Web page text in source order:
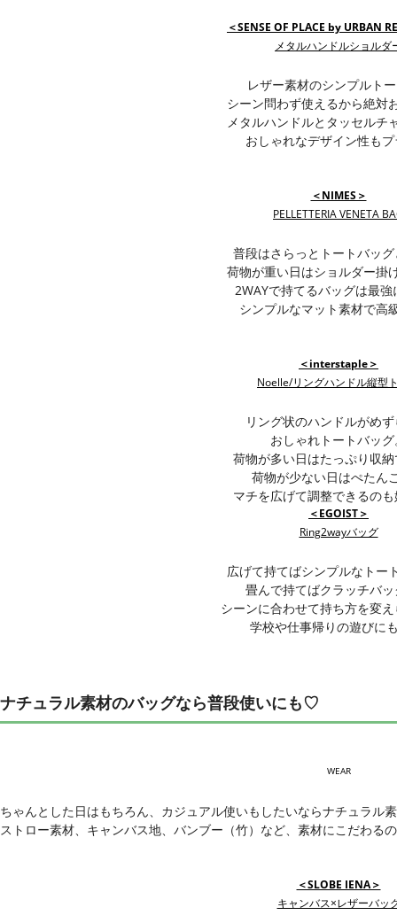
＜SENSE OF PLACE by URBAN
メタルハンドルショルダ
レザー素材のシンプルト
シーン問わず使えるから絶対
メタルハンドルとタッセルチ
おしゃれなデザイン性も
＜NIMES＞
PELLETTERIA VENETA
普段はさらっとトートバッ
荷物が重い日はショルダー掛
2WAYで持てるバッグは最強
シンプルなマット素材で高
＜interstaple＞
Noelle/リングハンドル縦型
リング状のハンドルがめ
おしゃれトートバッ
荷物が多い日はたっぷり収
荷物が少ない日はぺたん
マチを広げて調整できるの
＜EGOIST＞
Ring2wayバッグ
広げて持てばシンプルなトー
畳んで持てばクラッチバ
シーンに合わせて持ち方を変
学校や仕事帰りの遊びに
ナチュラル素材のバッグなら普段使いにも♡
WEAR
ちゃんとした日はもちろん、カジュアル使いもしたいならナチュラル
ストロー素材、キャンバス地、バンブー（竹）など、素材にこだわる
＜SLOBE IENA＞
キャンバス×レザーバッ